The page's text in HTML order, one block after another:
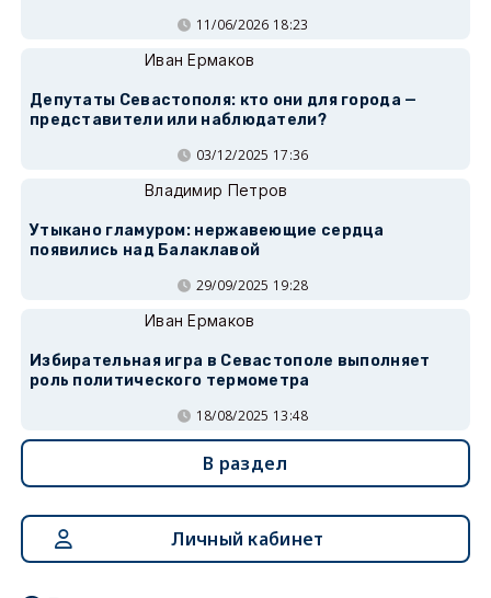
11/06/2026 18:23
Иван Ермаков
Депутаты Севастополя: кто они для города —
представители или наблюдатели?
03/12/2025 17:36
Владимир Петров
Утыкано гламуром: нержавеющие сердца
появились над Балаклавой
29/09/2025 19:28
Иван Ермаков
Избирательная игра в Севастополе выполняет
роль политического термометра
18/08/2025 13:48
В раздел
Личный кабинет